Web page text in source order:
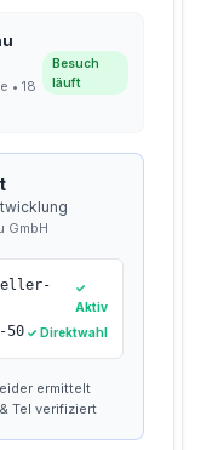
• 18
Besuch
läuft
GmbH
✓
Aktiv
50 ✓ Direktwahl
ermittelt
Tel verifiziert